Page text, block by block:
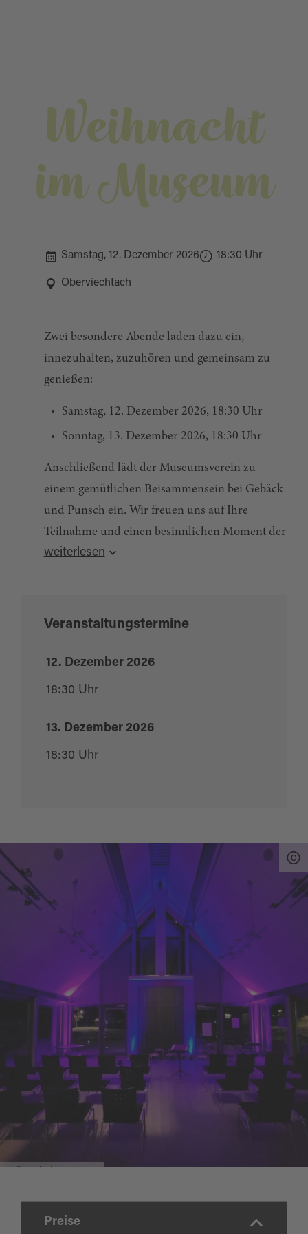
Weihnacht
im Museum
Samstag, 12. Dezember 2026 18:30 Uhr
Oberviechtach
Zwei besondere Abende laden dazu ein,
innezuhalten, zuzuhören und gemeinsam zu
genießen:
Samstag, 12. Dezember 2026, 18:30 Uhr
Sonntag, 13. Dezember 2026, 18:30 Uhr
Anschließend lädt der Museumsverein zu
einem gemütlichen Beisammensein bei Gebäck
und Punsch ein. Wir freuen uns auf Ihre
Teilnahme und einen besinnlichen Moment der
Gemeinschaft.
weiterlesen
Veranstaltungstermine
12. Dezember 2026
18:30 Uhr
13. Dezember 2026
18:30 Uhr
Preise